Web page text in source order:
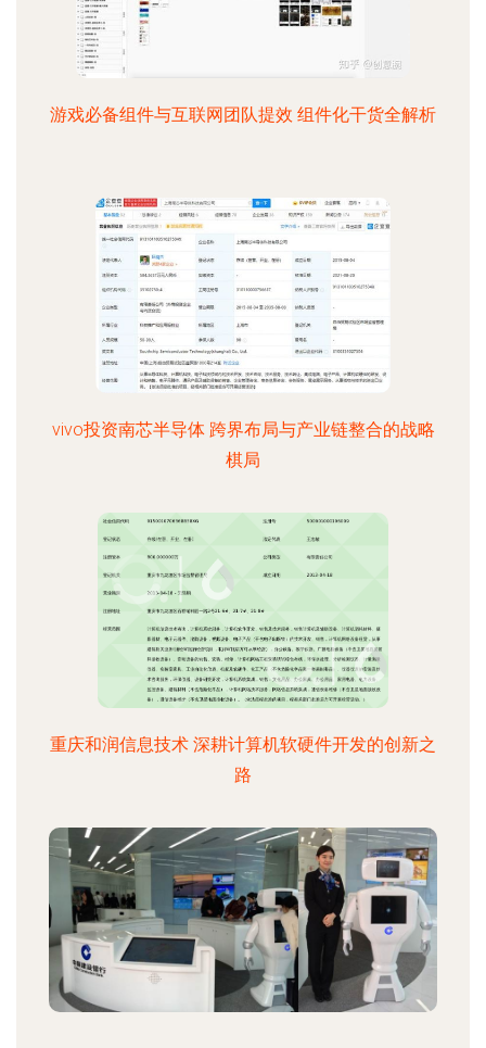
游戏必备组件与互联网团队提效 组件化干货全解析
vivo投资南芯半导体 跨界布局与产业链整合的战略
棋局
重庆和润信息技术 深耕计算机软硬件开发的创新之
路